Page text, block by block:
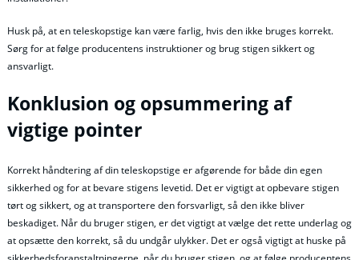
Husk på, at en teleskopstige kan være farlig, hvis den ikke bruges korrekt.
Sørg for at følge producentens instruktioner og brug stigen sikkert og
ansvarligt.
Konklusion og opsummering af
vigtige pointer
Korrekt håndtering af din teleskopstige er afgørende for både din egen
sikkerhed og for at bevare stigens levetid. Det er vigtigt at opbevare stigen
tørt og sikkert, og at transportere den forsvarligt, så den ikke bliver
beskadiget. Når du bruger stigen, er det vigtigt at vælge det rette underlag og
at opsætte den korrekt, så du undgår ulykker. Det er også vigtigt at huske på